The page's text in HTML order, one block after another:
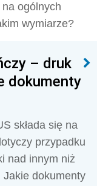
ogólnych
wymiarze?
– druk
dokumenty
składa się na
przypadku
nad innym niż
Jakie dokumenty